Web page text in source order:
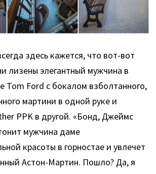
здесь кажется, что вот-вот
лизены элегантный мужчина в
Tom Ford с бокалом взболтанного,
мартини в одной руке и
PPK в другой. «Бонд, Джеймс
мужчина даме
красоты в горностае и увлечет
Астон-Мартин. Пошло? Да, я